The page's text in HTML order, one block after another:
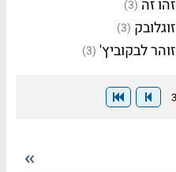
זהו זה (3)
זוגלובק (3)
זוהר לבקוביץ' (3)